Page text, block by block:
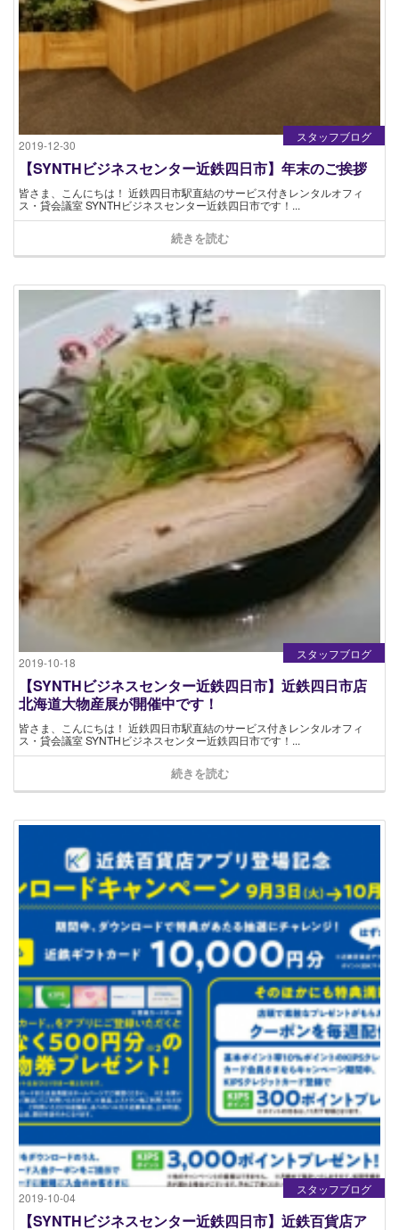
2019-12-30
スタッフブログ
【SYNTHビジネスセンター近鉄四日市】年末のご挨拶
皆さま、こんにちは！ 近鉄四日市駅直結のサービス付きレンタルオフィ
ス・貸会議室 SYNTHビジネスセンター近鉄四日市です！...
続きを読む
2019-10-18
スタッフブログ
【SYNTHビジネスセンター近鉄四日市】近鉄四日市店
北海道大物産展が開催中です！
皆さま、こんにちは！ 近鉄四日市駅直結のサービス付きレンタルオフィ
ス・貸会議室 SYNTHビジネスセンター近鉄四日市です！...
続きを読む
2019-10-04
スタッフブログ
【SYNTHビジネスセンター近鉄四日市】近鉄百貨店ア